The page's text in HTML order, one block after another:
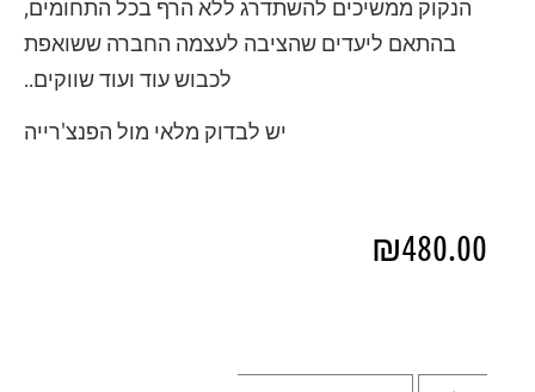
הנקוק ממשיכים להשתדרג ללא הרף בכל התחומים,
בהתאם ליעדים שהציבה לעצמה החברה ששואפת
לכבוש עוד ועוד שווקים..
יש לבדוק מלאי מול הפנצ'רייה
₪480.00